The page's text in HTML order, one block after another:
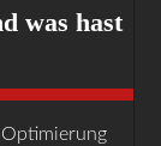
was hast